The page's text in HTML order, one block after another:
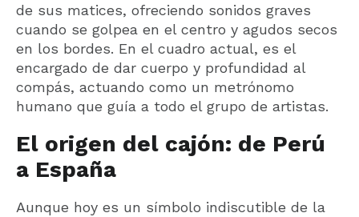
de sus matices, ofreciendo sonidos graves
cuando se golpea en el centro y agudos secos
en los bordes. En el cuadro actual, es el
encargado de dar cuerpo y profundidad al
compás, actuando como un metrónomo
humano que guía a todo el grupo de artistas.
El origen del cajón: de Perú
a España
Aunque hoy es un símbolo indiscutible de la